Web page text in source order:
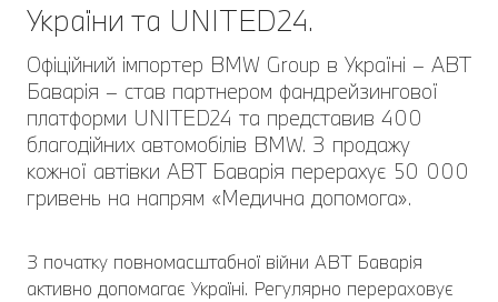
України та UNITED24.
Офіційний імпортер BMW Group в Україні – АВТ
Баварія – став партнером фандрейзингової
платформи UNITED24 та представив 400
благодійних автомобілів BMW. З продажу
кожної автівки АВТ Баварія перерахує 50 000
гривень на напрям «Медична допомога».
З початку повномасштабної війни АВТ Баварія
активно допомагає Україні. Регулярно перераховує